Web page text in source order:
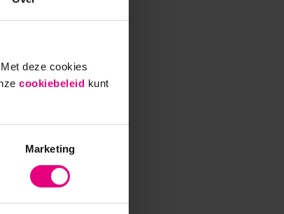
deze cookies
cookiebeleid kunt
Marketing